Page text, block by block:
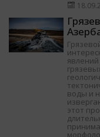
воды и
этот